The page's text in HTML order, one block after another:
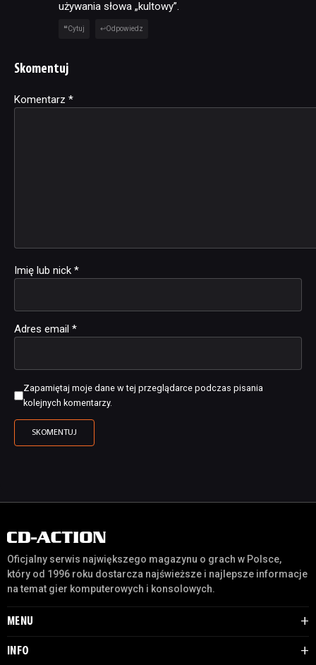
używania słowa „kultowy”.
Cytuj Odpowiedz
Skomentuj
Komentarz *
Imię lub nick *
Adres email *
Zapamiętaj moje dane w tej przeglądarce podczas pisania
kolejnych komentarzy.
Alternative:
Oficjalny serwis największego magazynu o grach w Polsce,
który od 1996 roku dostarcza najświeższe i najlepsze informacje
na temat gier komputerowych i konsolowych.
MENU
INFO